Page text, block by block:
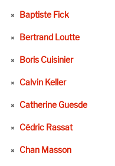
Baptiste Fick
Bertrand Loutte
Boris Cuisinier
Calvin Keller
Catherine Guesde
Cédric Rassat
Chan Masson